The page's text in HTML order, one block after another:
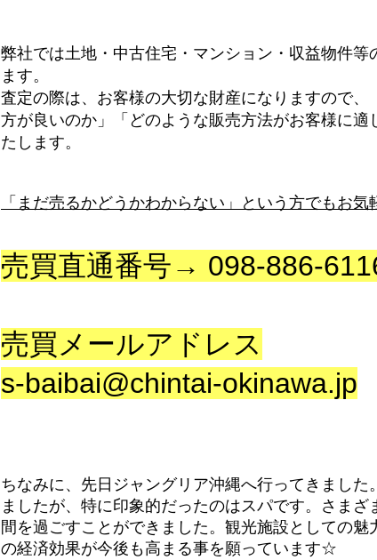
弊社では土地・中古住宅・マンション・収益物件等
ます。
査定の際は、お客様の大切な財産になりますので、
方が良いのか」「どのような販売方法がお客様に
たします。
「まだ売るかどうかわからない」という方でもお気
売買直通番号→ 098-886-
売買メールアドレス
s-baibai@chintai-okinawa.jp
ちなみに、先日ジャングリア沖縄へ行ってきまし
ましたが、特に印象的だったのはスパです。さま
間を過ごすことができました。観光施設としての
の経済効果が今後も高まる事を願っています☆